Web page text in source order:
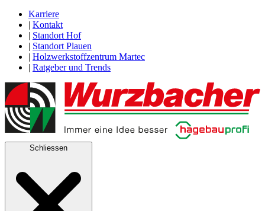
Karriere
| Kontakt
| Standort Hof
| Standort Plauen
| Holzwerkstoffzentrum Martec
| Ratgeber und Trends
Schliessen